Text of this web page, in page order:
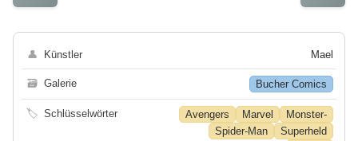
👤 Künstler Mael
🗃 Galerie Bucher Comics
🏷 Schlüsselwörter Avengers Marvel
Monster-
Spider-Man
Superheld